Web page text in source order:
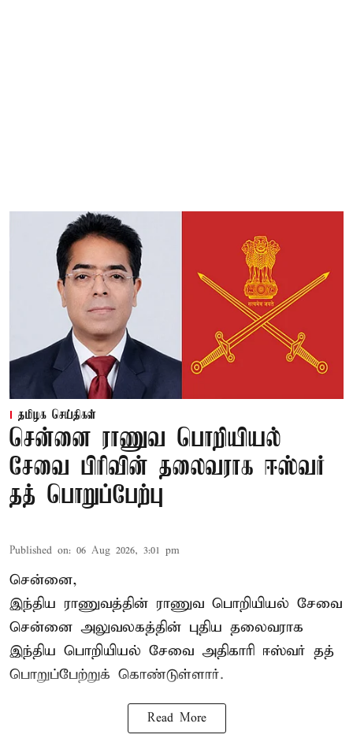
தமிழக செய்திகள்
சென்னை ராணுவ பொறியியல்
சேவை பிரிவின் தலைவராக ஈஸ்வர்
தத் பொறுப்பேற்பு
Published on: 06 Aug 2026, 3:01 pm
சென்னை,
இந்திய ராணுவத்தின் ராணுவ பொறியியல் சேவை
சென்னை அலுவலகத்தின் புதிய தலைவராக
இந்திய பொறியியல் சேவை அதிகாரி ஈஸ்வர் தத்
பொறுப்பேற்றுக் கொண்டுள்ளார்.
Read More